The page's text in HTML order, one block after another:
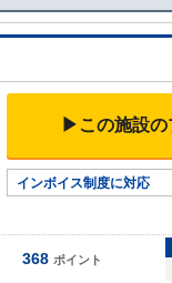
▶この施設の
インボイス制度に対応
368 ポイント